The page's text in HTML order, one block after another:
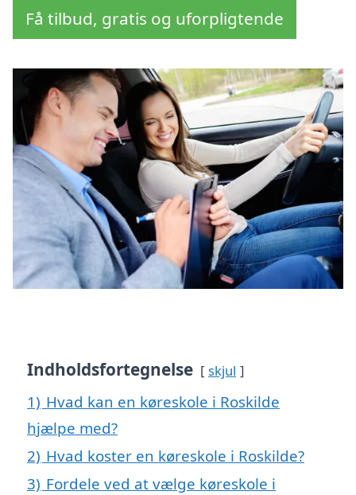
Få tilbud, gratis og uforpligtende
Indholdsfortegnelse skjul
1) Hvad kan en køreskole i Roskilde
hjælpe med?
2) Hvad koster en køreskole i Roskilde?
3) Fordele ved at vælge køreskole i